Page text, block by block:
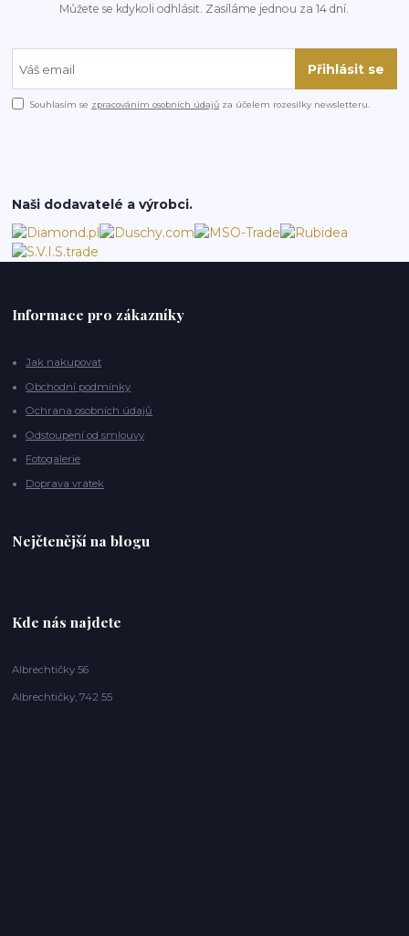
Můžete se kdykoli odhlásit. Zasíláme jednou za 14 dní.
Přihlásit se
Souhlasím se zpracováním osobních údajů za účelem rozesílky newsletteru.
Naši dodavatelé a výrobci.
Informace pro zákazníky
Jak nakupovat
Obchodní podmínky
Ochrana osobních údajů
Odstoupení od smlouvy
Fotogalerie
Doprava vratek
Nejčtenější na blogu
Kde nás najdete
Albrechtičky 56
Albrechtičky, 742 55